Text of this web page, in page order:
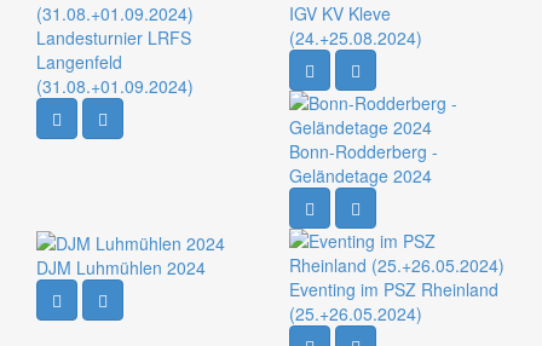
Landesturnier LRFS
Langenfeld
(31.08.+01.09.2024)
IGV KV Kleve
(24.+25.08.2024)
Bonn-Rodderberg -
Geländetage 2024
DJM Luhmühlen 2024
Eventing im PSZ Rheinland
(25.+26.05.2024)